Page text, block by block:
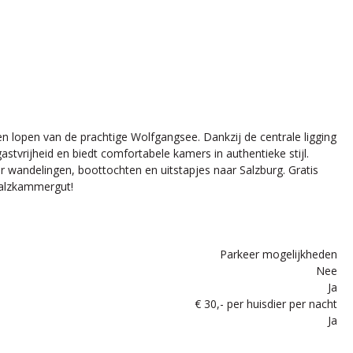
van de prachtige Wolfgangsee. Dankzij de centrale ligging
en biedt comfortabele kamers in authentieke stijl.
boottochten en uitstapjes naar Salzburg. Gratis
Parkeer mogelijkheden
Nee
Ja
€ 30,- per huisdier per nacht
Ja